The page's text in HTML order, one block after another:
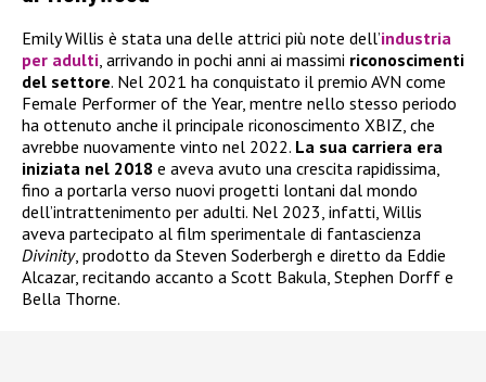
Emily Willis è stata una delle attrici più note dell’industria
per adulti, arrivando in pochi anni ai massimi riconoscimenti
del settore. Nel 2021 ha conquistato il premio AVN come
Female Performer of the Year, mentre nello stesso periodo
ha ottenuto anche il principale riconoscimento XBIZ, che
avrebbe nuovamente vinto nel 2022. La sua carriera era
iniziata nel 2018 e aveva avuto una crescita rapidissima,
fino a portarla verso nuovi progetti lontani dal mondo
dell’intrattenimento per adulti. Nel 2023, infatti, Willis
aveva partecipato al film sperimentale di fantascienza
Divinity, prodotto da Steven Soderbergh e diretto da Eddie
Alcazar, recitando accanto a Scott Bakula, Stephen Dorff e
Bella Thorne.